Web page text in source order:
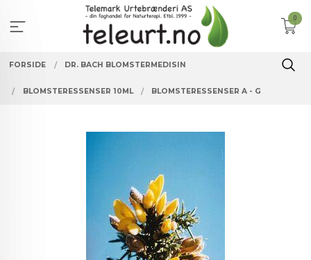
innholdet
0
FORSIDE DR. BACH BLOMSTERMEDISIN
BLOMSTERESSENSER 10ML BLOMSTERESSENSER A - G